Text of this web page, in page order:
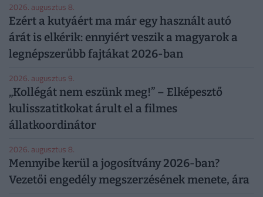
2026. augusztus 8.
Ezért a kutyáért ma már egy használt autó
árát is elkérik: ennyiért veszik a magyarok a
legnépszerűbb fajtákat 2026-ban
2026. augusztus 9.
„Kollégát nem eszünk meg!” – Elképesztő
kulisszatitkokat árult el a filmes
állatkoordinátor
2026. augusztus 8.
Mennyibe kerül a jogosítvány 2026-ban?
Vezetői engedély megszerzésének menete, ára